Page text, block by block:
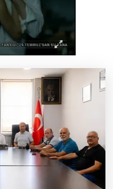
için Başkent'te güçlü
destekli operasyonda 253